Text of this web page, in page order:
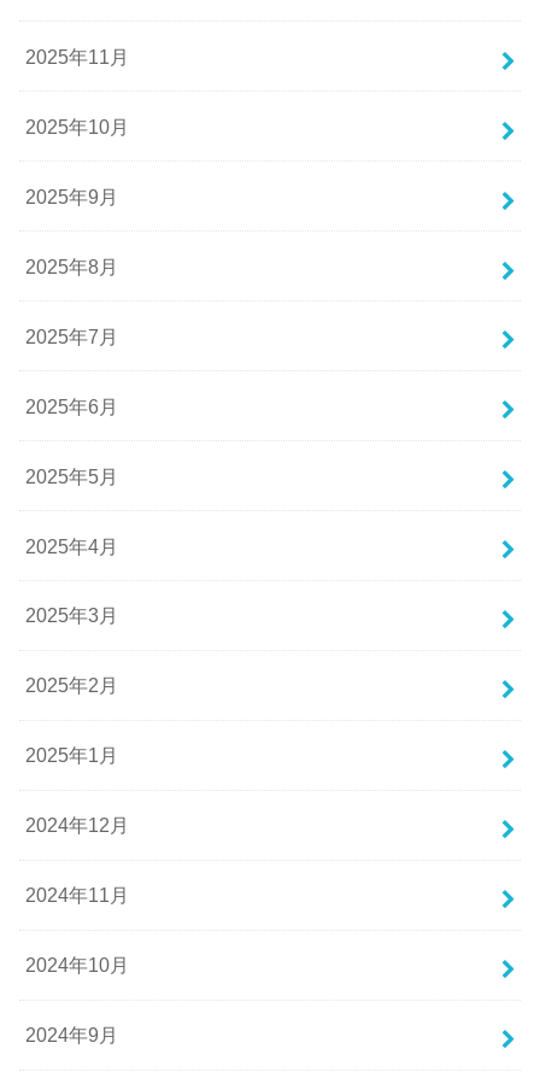
2025年11月
2025年10月
2025年9月
2025年8月
2025年7月
2025年6月
2025年5月
2025年4月
2025年3月
2025年2月
2025年1月
2024年12月
2024年11月
2024年10月
2024年9月